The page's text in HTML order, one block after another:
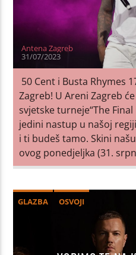
Antena Zagreb
31/07/2023
50 Cent i Busta Rhymes
Zagreb! U Areni Zagreb
svjetske turneje“The
jedini nastup u našoj
i ti budeš tamo. Skini
ovog ponedjeljka (31.
GLAZBA OSVOJI